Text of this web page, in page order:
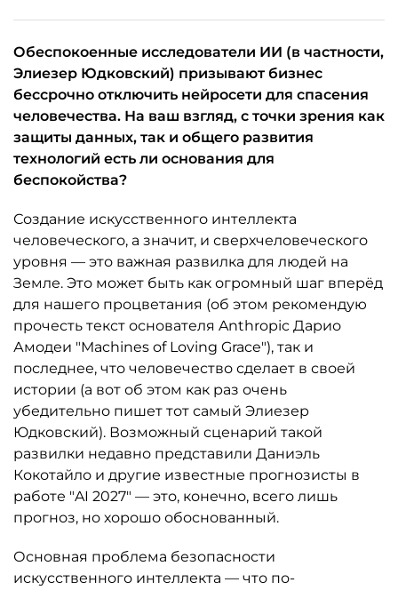
Обеспокоенные исследователи ИИ (в частности,
Элиезер Юдковский) призывают бизнес
бессрочно отключить нейросети для спасения
человечества. На ваш взгляд, с точки зрения как
защиты данных, так и общего развития
технологий есть ли основания для
беспокойства?
Создание искусственного интеллекта
человеческого, а значит, и сверхчеловеческого
уровня — это важная развилка для людей на
Земле. Это может быть как огромный шаг вперёд
для нашего процветания (об этом рекомендую
прочесть текст основателя Anthropic Дарио
Амодеи "Machines of Loving Grace"), так и
последнее, что человечество сделает в своей
истории (а вот об этом как раз очень
убедительно пишет тот самый Элиезер
Юдковский). Возможный сценарий такой
развилки недавно представили Даниэль
Кокотайло и другие известные прогнозисты в
работе "AI 2027" — это, конечно, всего лишь
прогноз, но хорошо обоснованный.
Основная проблема безопасности
искусственного интеллекта — что по-